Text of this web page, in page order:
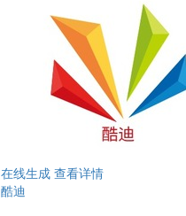
在线生成 查看详情
酷迪